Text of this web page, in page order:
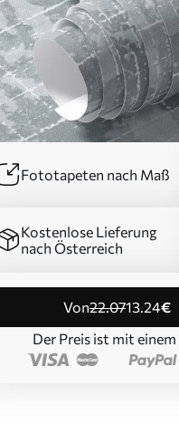
Fototapeten nach Maß
Kostenlose Lieferung
nach Österreich
von22.0713.24€
Der Preis ist mit einem